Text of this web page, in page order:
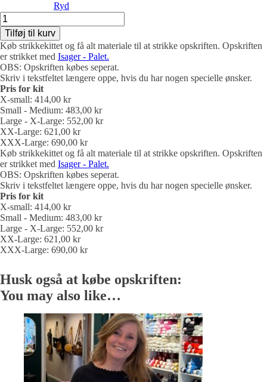
Ryd
Strikkekit
til
Diva
Goes
Romantic
Summer
Tee
med
lange
ærmer
antal
Tilføj til kurv
Køb strikkekittet og få alt materiale til at strikke opskriften. Opskriften
er strikket med Isager - Palet.
OBS: Opskriften købes seperat.
Skriv i tekstfeltet længere oppe, hvis du har nogen specielle ønsker.
Pris for kit
X-small: 414,00 kr
Small - Medium: 483,00 kr
Large - X-Large: 552,00 kr
XX-Large: 621,00 kr
XXX-Large: 690,00 kr
Køb strikkekittet og få alt materiale til at strikke opskriften. Opskriften
er strikket med Isager - Palet.
OBS: Opskriften købes seperat.
Skriv i tekstfeltet længere oppe, hvis du har nogen specielle ønsker.
Pris for kit
X-small: 414,00 kr
Small - Medium: 483,00 kr
Large - X-Large: 552,00 kr
XX-Large: 621,00 kr
XXX-Large: 690,00 kr
Husk også at købe opskriften:
You may also like…